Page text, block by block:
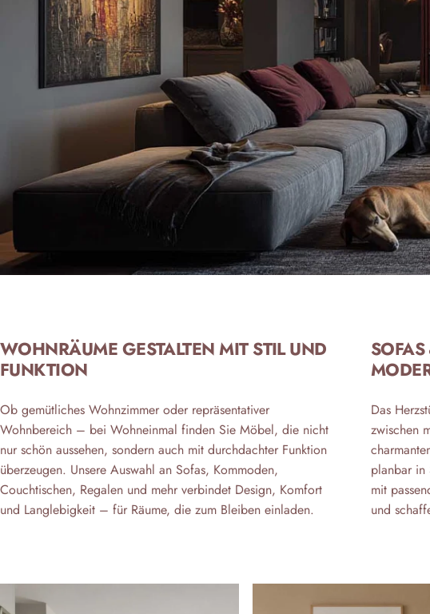
WOHNRÄUME GESTALTEN MIT STIL UND
FUNKTION
Ob gemütliches Wohnzimmer oder repräsentativer
Wohnbereich – bei Wohneinmal finden Sie Möbel, die nicht
nur schön aussehen, sondern auch mit durchdachter Funktion
überzeugen. Unsere Auswahl an Sofas, Kommoden,
Couchtischen, Regalen und mehr verbindet Design, Komfort
und Langlebigkeit – für Räume, die zum Bleiben einladen.
Das
zwischen
planbar in
mit
und